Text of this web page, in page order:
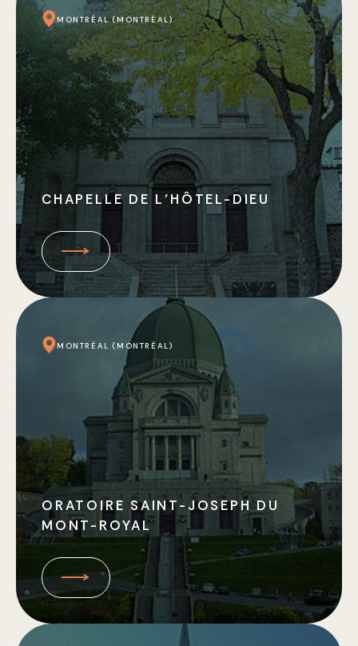
MONTRÉAL (MONTRÉAL)
CHAPELLE DE L’HÔTEL-DIEU
MONTRÉAL (MONTRÉAL)
ORATOIRE SAINT-JOSEPH DU
MONT-ROYAL